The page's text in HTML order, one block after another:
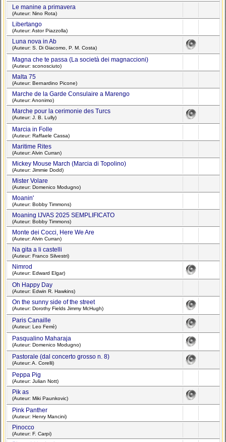
Le manine a primavera
(Auteur: Nino Rota)
Libertango
(Auteur: Astor Piazzolla)
Luna nova in Ab
(Auteur: S. Di Giacomo, P. M. Costa)
Magna che te passa (La società dei magnaccioni)
(Auteur: sconosciuto)
Malta 75
(Auteur: Bernardino Picone)
Marche de la Garde Consulaire a Marengo
(Auteur: Anonimo)
Marche pour la cerimonie des Turcs
(Auteur: J. B. Lully)
Marcia in Folle
(Auteur: Raffaele Cassa)
Maritime Rites
(Auteur: Alvin Curran)
Mickey Mouse March (Marcia di Topolino)
(Auteur: Jimmie Dodd)
Mister Volare
(Auteur: Domenico Modugno)
Moanin'
(Auteur: Bobby Timmons)
Moaning IJVAS 2025 SEMPLIFICATO
(Auteur: Bobby Timmons)
Monte dei Cocci, Here We Are
(Auteur: Alvin Curran)
Na gita a li castelli
(Auteur: Franco Silvestri)
Nimrod
(Auteur: Edward Elgar)
Oh Happy Day
(Auteur: Edwin R. Hawkins)
On the sunny side of the street
(Auteur: Dorothy Fields Jimmy McHugh)
Paris Canaille
(Auteur: Leo Ferré)
Pasqualino Maharaja
(Auteur: Domenico Modugno)
Pastorale (dal concerto grosso n. 8)
(Auteur: A. Corelli)
Peppa Pig
(Auteur: Julian Nott)
Pik as
(Auteur: Miki Paunkovic)
Pink Panther
(Auteur: Henry Mancini)
Pinocco
(Auteur: F. Carpi)